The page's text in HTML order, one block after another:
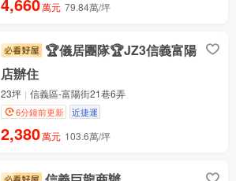
萬元 79.84萬/坪
🏆儀居團隊🏆JZ3信義富陽
店辦住
23坪 信義區-富陽街21巷6弄
6分鐘前更新 近捷運
2,380萬元 103.6萬/坪